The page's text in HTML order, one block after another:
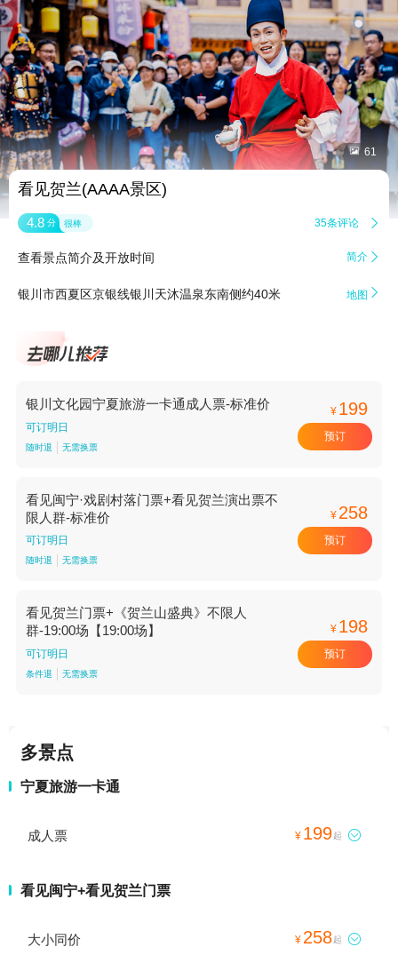
 61
看见贺兰(AAAA景区)
4.8 分 很棒 35条评论 
查看景点简介及开放时间 简介 
银川市西夏区京银线银川天沐温泉东南侧约40米 地图 
银川文化园宁夏旅游一卡通成人票-标准价
可订明日
随时退 无需换票
¥ 199
预订
看见闽宁·戏剧村落门票+看见贺兰演出票不
限人群-标准价
可订明日
随时退 无需换票
¥ 258
预订
看见贺兰门票+《贺兰山盛典》不限人
群-19:00场【19:00场】
可订明日
条件退 无需换票
¥ 198
预订
多景点
宁夏旅游一卡通
成人票 ¥ 199起 
看见闽宁+看见贺兰门票
大小同价 ¥ 258起 
